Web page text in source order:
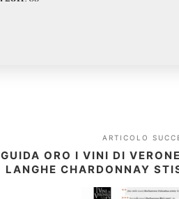
ARTICOLO
GUIDA ORO I VINI DI
LANGHE CHARDONNAY